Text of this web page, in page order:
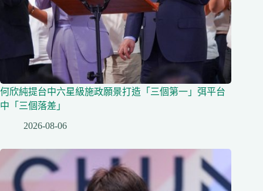
何欣純提台中六星級施政願景打造「三個第一」弭平台
中「三個落差」
2026-08-06